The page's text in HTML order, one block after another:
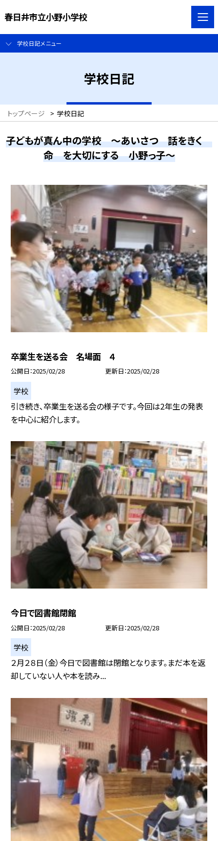
春日井市立小野小学校
学校日記メニュー
学校日記
トップページ > 学校日記
子どもが真ん中の学校 ～あいさつ 話をきく
命 を大切にする 小野っ子～
卒業生を送る会 名場面 ４
公開日 2025/02/28 更新日 2025/02/28
学校
引き続き、卒業生を送る会の様子です。今回は2年生の発表
を中心に紹介します。
今日で図書館閉館
公開日 2025/02/28 更新日 2025/02/28
学校
２月２８日（金）今日で図書館は閉館となります。まだ本を返
却していない人や本を読み...